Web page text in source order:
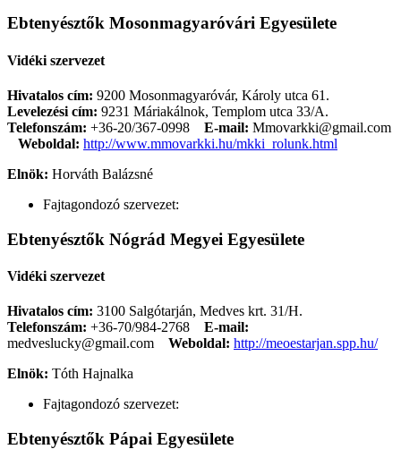
Ebtenyésztők Mosonmagyaróvári Egyesülete
Vidéki szervezet
Hivatalos cím: 9200 Mosonmagyaróvár, Károly utca 61.
Levelezési cím: 9231 Máriakálnok, Templom utca 33/A.
Telefonszám: +36-20/367-0998 E-mail: Mmovarkki@gmail.com
Weboldal: http://www.mmovarkki.hu/mkki_rolunk.html
Elnök: Horváth Balázsné
Fajtagondozó szervezet:
Ebtenyésztők Nógrád Megyei Egyesülete
Vidéki szervezet
Hivatalos cím: 3100 Salgótarján, Medves krt. 31/H.
Telefonszám: +36-70/984-2768
E-mail:
medveslucky@gmail.com
Weboldal: http://meoestarjan.spp.hu/
Elnök: Tóth Hajnalka
Fajtagondozó szervezet:
Ebtenyésztők Pápai Egyesülete